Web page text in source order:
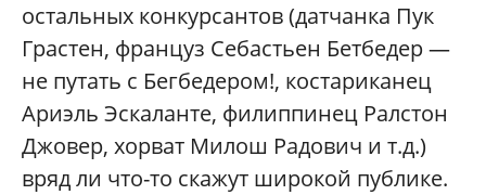
остальных конкурсантов (датчанка Пук
Грастен, француз Себастьен Бетбедер —
не путать с Бегбедером!, костариканец
Ариэль Эскаланте, филиппинец Ралстон
Джовер, хорват Милош Радович и т.д.)
вряд ли что-то скажут широкой публике.